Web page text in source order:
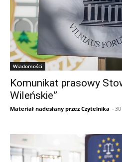
Wiadomości
Komunikat prasowy
Wileńskie”
Materiał nadesłany przez Czytelnika -